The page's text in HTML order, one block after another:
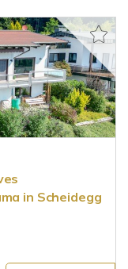
in Scheidegg